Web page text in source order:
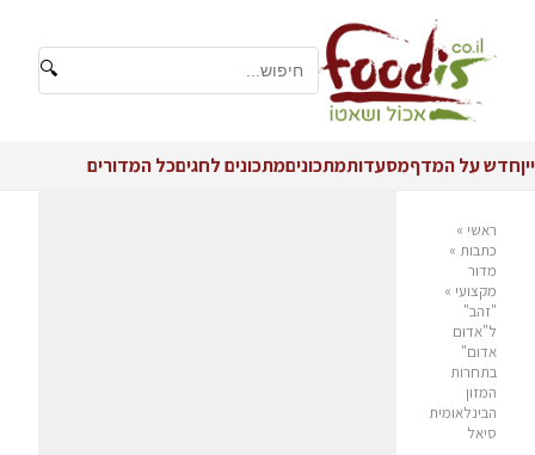
🔍
ייןחדש על המדףמסעדותמתכוניםמתכונים לחגיםכל המדורים
ראשי »
כתבות »
מדור
מקצועי »
"זהב"
ל"אדום
אדום"
בתחרות
המזון
הבינלאומית
סיאל